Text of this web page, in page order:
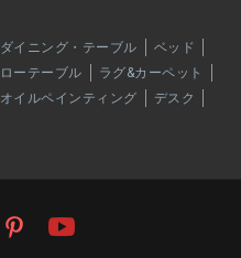
ダイニング・テーブル
ベッド
ローテーブル
ラグ&カーペット
オイルペインティング
デスク